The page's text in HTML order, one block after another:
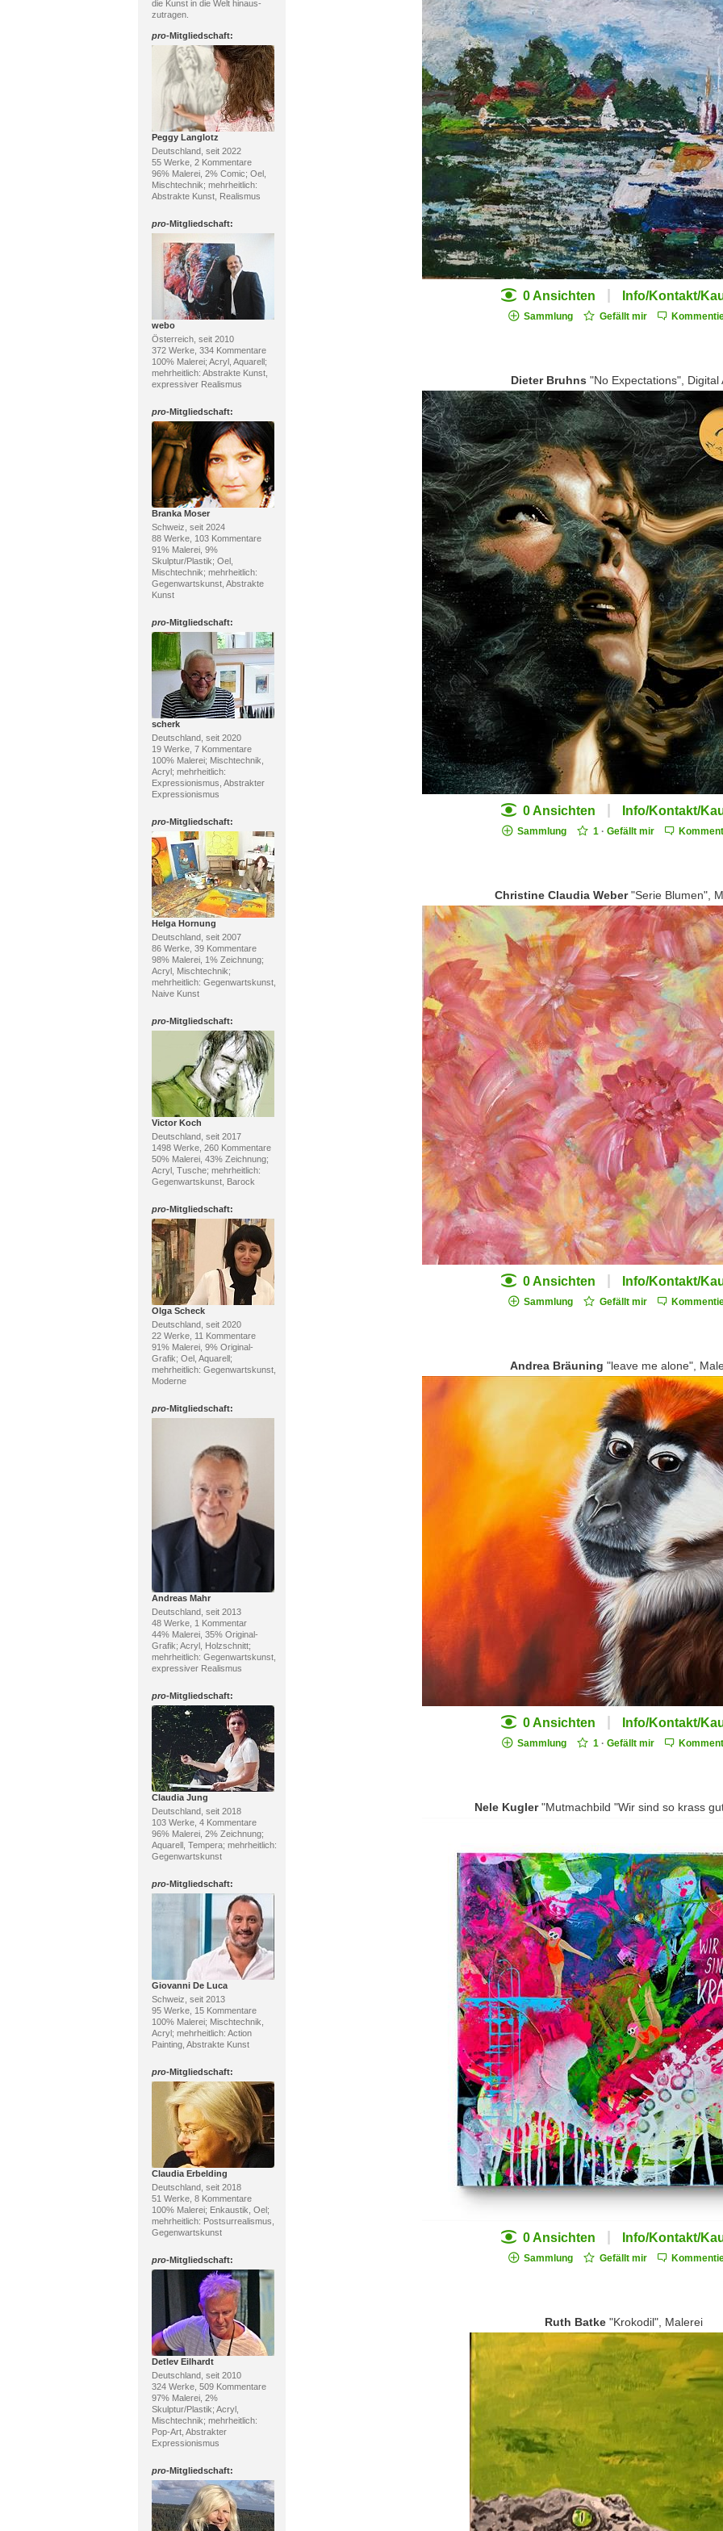
die Kunst in die Welt hinaus-
zutragen.
pro-Mitgliedschaft:
Peggy Langlotz
Deutschland, seit 2022
55 Werke, 2 Kommentare
96% Malerei, 2% Comic; Oel,
Mischtechnik; mehrheitlich:
Abstrakte Kunst, Realismus
pro-Mitgliedschaft:
webo
Österreich, seit 2010
372 Werke, 334 Kommentare
100% Malerei; Acryl, Aquarell;
mehrheitlich: Abstrakte Kunst,
expressiver Realismus
pro-Mitgliedschaft:
Branka Moser
Schweiz, seit 2024
88 Werke, 103 Kommentare
91% Malerei, 9%
Skulptur/Plastik; Oel,
Mischtechnik; mehrheitlich:
Gegenwartskunst, Abstrakte
Kunst
pro-Mitgliedschaft:
scherk
Deutschland, seit 2020
19 Werke, 7 Kommentare
100% Malerei; Mischtechnik,
Acryl; mehrheitlich:
Expressionismus, Abstrakter
Expressionismus
pro-Mitgliedschaft:
Helga Hornung
Deutschland, seit 2007
86 Werke, 39 Kommentare
98% Malerei, 1% Zeichnung;
Acryl, Mischtechnik;
mehrheitlich: Gegenwartskunst,
Naive Kunst
pro-Mitgliedschaft:
Victor Koch
Deutschland, seit 2017
1498 Werke, 260 Kommentare
50% Malerei, 43% Zeichnung;
Acryl, Tusche; mehrheitlich:
Gegenwartskunst, Barock
pro-Mitgliedschaft:
Olga Scheck
Deutschland, seit 2020
22 Werke, 11 Kommentare
91% Malerei, 9% Original-
Grafik; Oel, Aquarell;
mehrheitlich: Gegenwartskunst,
Moderne
pro-Mitgliedschaft:
Andreas Mahr
Deutschland, seit 2013
48 Werke, 1 Kommentar
44% Malerei, 35% Original-
Grafik; Acryl, Holzschnitt;
mehrheitlich: Gegenwartskunst,
expressiver Realismus
pro-Mitgliedschaft:
Claudia Jung
Deutschland, seit 2018
103 Werke, 4 Kommentare
96% Malerei, 2% Zeichnung;
Aquarell, Tempera; mehrheitlich:
Gegenwartskunst
pro-Mitgliedschaft:
Giovanni De Luca
Schweiz, seit 2013
95 Werke, 15 Kommentare
100% Malerei; Mischtechnik,
Acryl; mehrheitlich: Action
Painting, Abstrakte Kunst
pro-Mitgliedschaft:
Claudia Erbelding
Deutschland, seit 2018
51 Werke, 8 Kommentare
100% Malerei; Enkaustik, Oel;
mehrheitlich: Postsurrealismus,
Gegenwartskunst
pro-Mitgliedschaft:
Detlev Eilhardt
Deutschland, seit 2010
324 Werke, 509 Kommentare
97% Malerei, 2%
Skulptur/Plastik; Acryl,
Mischtechnik; mehrheitlich:
Pop-Art, Abstrakter
Expressionismus
pro-Mitgliedschaft:
0 Ansichten Info/Kontakt/
Sammlung Gefällt mir
Dieter Bruhns "No Expectations", Digital
0 Ansichten Info/Kontakt/
Sammlung 1 · Gefällt mir
Christine Claudia Weber"Serie Blumen",
0 Ansichten Info/Kontakt/
Sammlung Gefällt mir
Andrea Bräuning "leave me alone",
0 Ansichten Info/Kontakt/
Sammlung 1 · Gefällt mir
Nele Kugler"Mutmachbild "Wir sind so krass
0 Ansichten Info/Kontakt/
Sammlung Gefällt mir
Ruth Batke"Krokodil", Malerei